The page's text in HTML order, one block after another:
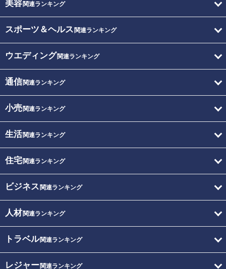
美容関連ランキング
スポーツ＆ヘルス 関連ランキング
ウエディング関連ランキング
通信関連ランキング
小売関連ランキング
生活関連ランキング
住宅関連ランキング
ビジネス 関連ランキング
人材関連ランキング
トラベル関連ランキング
レジャー関連ランキング